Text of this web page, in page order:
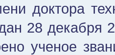
доктора
28 декабря
ученое